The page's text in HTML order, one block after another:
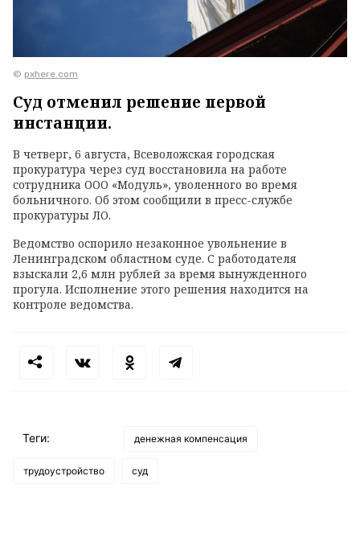
© pxhere.com
Суд отменил решение первой
инстанции.
В четверг, 6 августа, Всеволожская городская
прокуратура через суд восстановила на работе
сотрудника ООО «Модуль», уволенного во время
больничного. Об этом сообщили в пресс-службе
прокуратуры ЛО.
Ведомство оспорило незаконное увольнение в
Ленинградском областном суде. С работодателя
взыскали 2,6 млн рублей за время вынужденного
прогула. Исполнение этого решения находится на
контроле ведомства.
Теги: денежная компенсация
трудоустройство суд